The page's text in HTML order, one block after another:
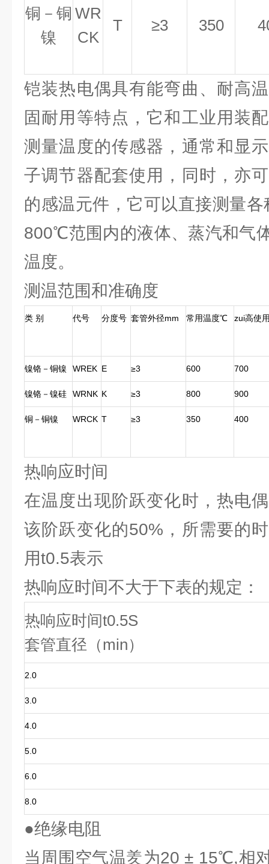
铜－铜
镍
WR
CK
T ≥3 350
铠装热电偶具有能弯曲、耐高
固耐用等特点，它和工业用装
测量温度的传感器，通常和显
子调节器配套使用，同时，亦
的感温元件，它可以直接测量
800℃范围内的液体、蒸汽和气
温度。
测温范围和准确度
类 别 代号 分度号 套管外径mm 常用温度℃ zui高使
镍铬－铜镍 WREK E ≥3 600 700
镍铬－镍硅 WRNK K ≥3 800 900
铜－铜镍 WRCK T ≥3 350 400
热响应时间
在温度出现阶跃变化时，热电
该阶跃变化的50%，所需要的
用t0.5表示
热响应时间不大于下表的规定：
热响应时间t0.5S
套管直径（min）
2.0
3.0
4.0
5.0
6.0
8.0
●绝缘电阻
当周围空气温羑为20 ± 15℃,相